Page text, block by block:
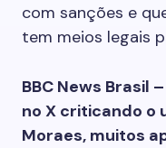
com sanções e
tem meios legais
BBC News Brasil
no X criticando o
Moraes, muitos